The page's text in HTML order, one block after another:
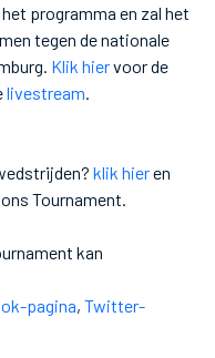
programma en zal het
tegen de nationale
Klik hiervoor de
livestream
klik hieren
Tournament.
kan
pagina, Twitter-